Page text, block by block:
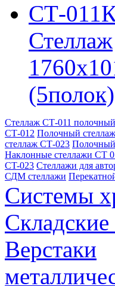
СТ-
Стеллаж
(5полок)
Стеллаж СТ-011 полочный
СТ-012 Полочный
стеллаж СТ-023 Полочный
Наклонные стеллажи СТ
CT-023 Стеллажи для
СДМ стеллажи
Системы
Верстаки